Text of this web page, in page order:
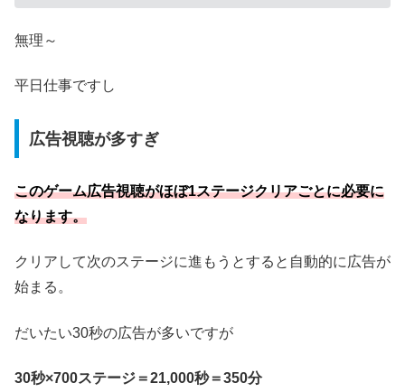
無理～
平日仕事ですし
広告視聴が多すぎ
このゲーム広告視聴がほぼ1ステージクリアごとに必要に
なります。
クリアして次のステージに進もうとすると自動的に広告が
始まる。
だいたい30秒の広告が多いですが
30秒×700ステージ＝21,000秒＝350分